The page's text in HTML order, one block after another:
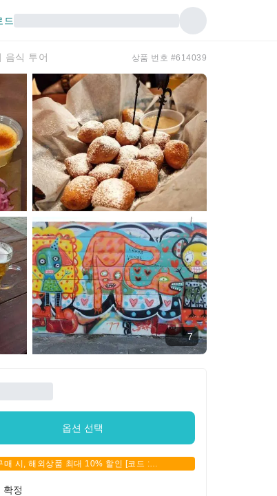
드
음식 투어 상품 번호 #614039
7
옵션 선택
매 시, 해외상품 최대 10% 할인 [코드 :
확정